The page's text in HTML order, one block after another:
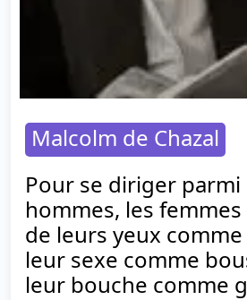
Malcolm de Chazal
Pour se diriger parmi
hommes, les
de leurs yeux
leur sexe comme
leur bouche comme